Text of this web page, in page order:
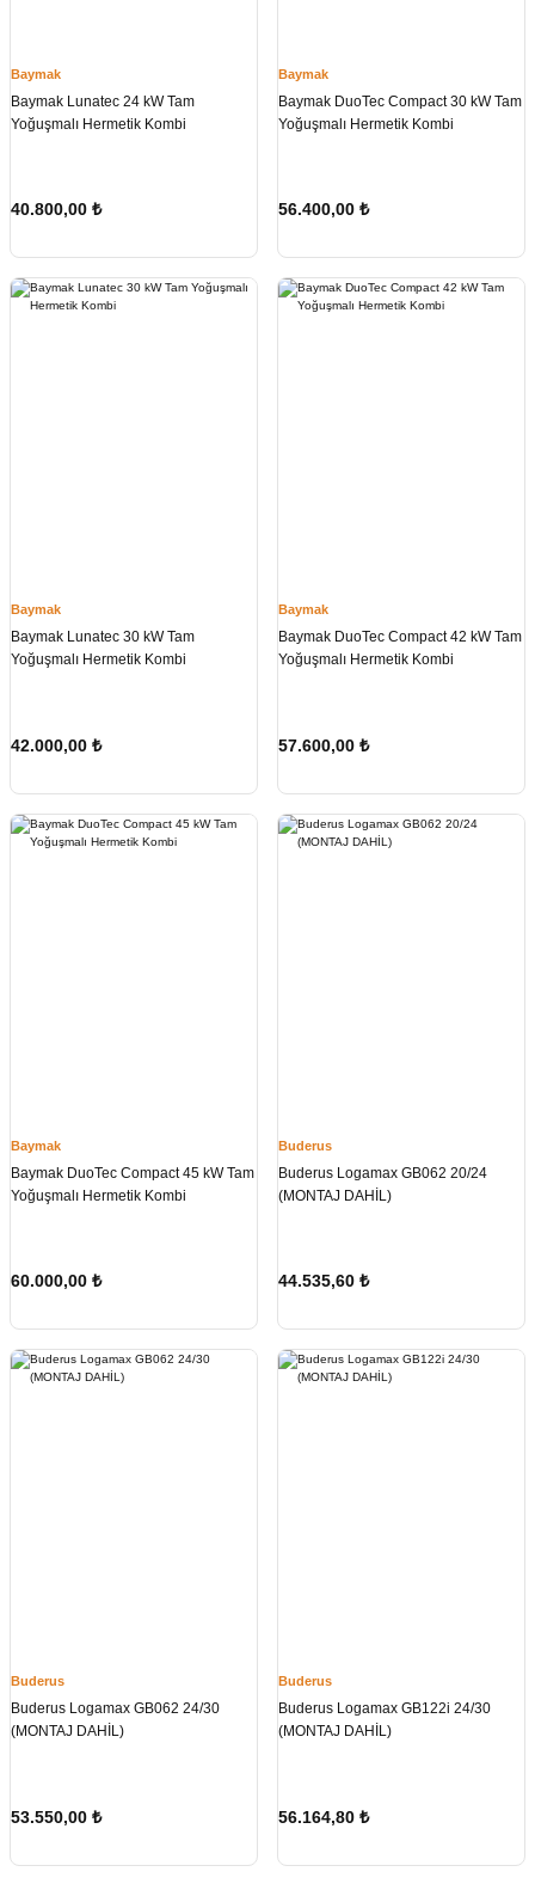
Baymak
Baymak Lunatec 24 kW Tam
Yoğuşmalı Hermetik Kombi
40.800,00 ₺
Baymak
Baymak DuoTec Compact 30 kW Tam
Yoğuşmalı Hermetik Kombi
56.400,00 ₺
Baymak
Baymak Lunatec 30 kW Tam
Yoğuşmalı Hermetik Kombi
42.000,00 ₺
Baymak
Baymak DuoTec Compact 42 kW Tam
Yoğuşmalı Hermetik Kombi
57.600,00 ₺
Baymak
Baymak DuoTec Compact 45 kW Tam
Yoğuşmalı Hermetik Kombi
60.000,00 ₺
Buderus
Buderus Logamax GB062 20/24
(MONTAJ DAHİL)
44.535,60 ₺
Buderus
Buderus Logamax GB062 24/30
(MONTAJ DAHİL)
53.550,00 ₺
Buderus
Buderus Logamax GB122i 24/30
(MONTAJ DAHİL)
56.164,80 ₺